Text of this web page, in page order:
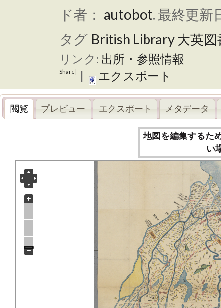
ド者： autobot.最終更新
タグ British Library大英図
リンク: 出所・参照情報
Share | | エクスポート
閲覧 プレビュー エクスポート メタデータ
地図を編集するた
い